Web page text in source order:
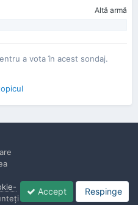
Altă armă
a vota în acest sondaj.
ne
2010 - 2026
Community
Accept Respinge